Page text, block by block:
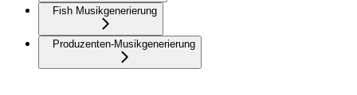
Fish Musikgenerierung
Produzenten-Musikgenerierung